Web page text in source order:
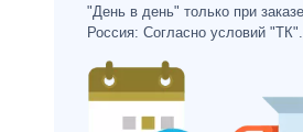
"День в день" только при
Россия: Согласно условий "ТК".